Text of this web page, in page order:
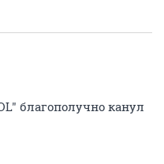
благополучно канул